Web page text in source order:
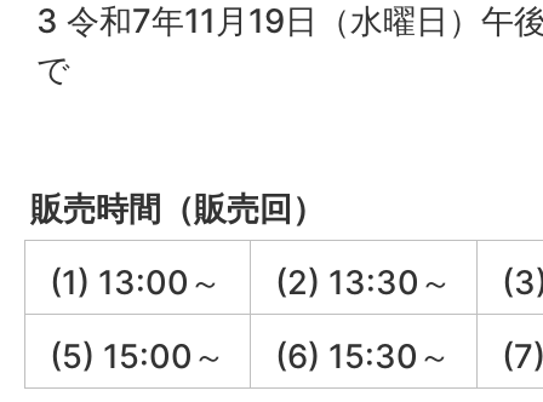
3 令和7年11月19日（水曜日）午
で
販売時間（販売回）
(1) 13:00～
(2) 13:30～
(5) 15:00～
(6) 15:30～